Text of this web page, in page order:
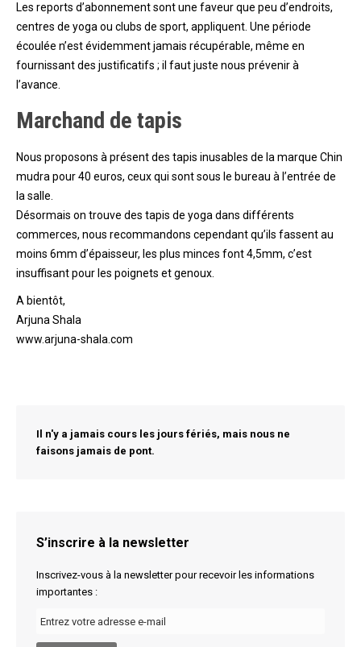
Les reports d’abonnement sont une faveur que peu d’endroits,
centres de yoga ou clubs de sport, appliquent. Une période
écoulée n’est évidemment jamais récupérable, même en
fournissant des justificatifs ; il faut juste nous prévenir à
l’avance.
Marchand de tapis
Nous proposons à présent des tapis inusables de la marque Chin
mudra pour 40 euros, ceux qui sont sous le bureau à l’entrée de
la salle.
Désormais on trouve des tapis de yoga dans différents
commerces, nous recommandons cependant qu’ils fassent au
moins 6mm d’épaisseur, les plus minces font 4,5mm, c’est
insuffisant pour les poignets et genoux.
A bientôt,
Arjuna Shala
www.arjuna-shala.com
Il n'y a jamais cours les jours fériés, mais nous ne
faisons jamais de pont.
S’inscrire à la newsletter
Inscrivez-vous à la newsletter pour recevoir les informations
importantes :